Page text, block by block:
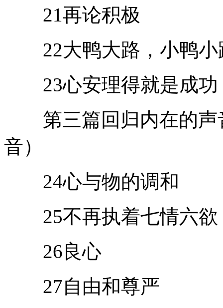
21再论积极
22大鸭大路，小鸭小
23心安理得就是成功
第三篇回归内在的声
音）
24心与物的调和
25不再执着七情六欲
26良心
27自由和尊严